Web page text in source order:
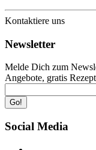
Kontaktiere uns
Newsletter
Melde Dich zum
Angebote, gratis
Go!
Social Media